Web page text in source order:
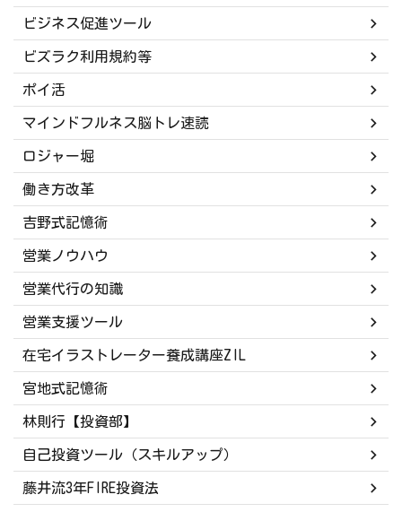
ビジネス促進ツール
ビズラク利用規約等
ポイ活
マインドフルネス脳トレ速読
ロジャー堀
働き方改革
吉野式記憶術
営業ノウハウ
営業代行の知識
営業支援ツール
在宅イラストレーター養成講座ZIL
宮地式記憶術
林則行【投資部】
自己投資ツール（スキルアップ）
藤井流3年FIRE投資法